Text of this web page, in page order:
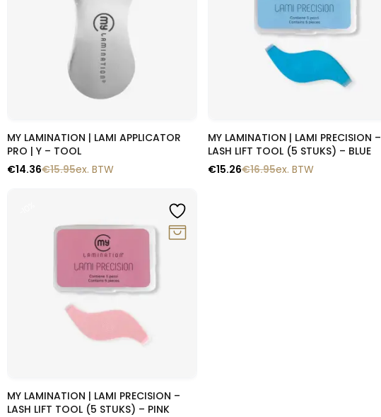
Snelle blik
MY LAMINATION | LAMI APPLICATOR
PRO | Y – TOOL
€15.95
€14.36 ex. BTW
Snelle blik
MY LAMINATION | LAMI PRECISION –
LASH LIFT TOOL (5 STUKS) – BLUE
€16.95
€15.26 ex. BTW
Snelle blik
MY LAMINATION | LAMI PRECISION –
LASH LIFT TOOL (5 STUKS) – PINK